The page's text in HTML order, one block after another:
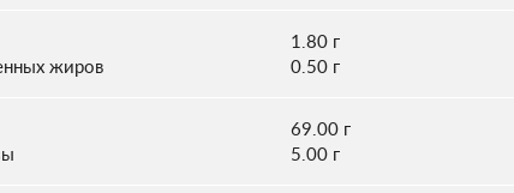
жиров
1.80 г
0.50 г
69.00 г
5.00 г